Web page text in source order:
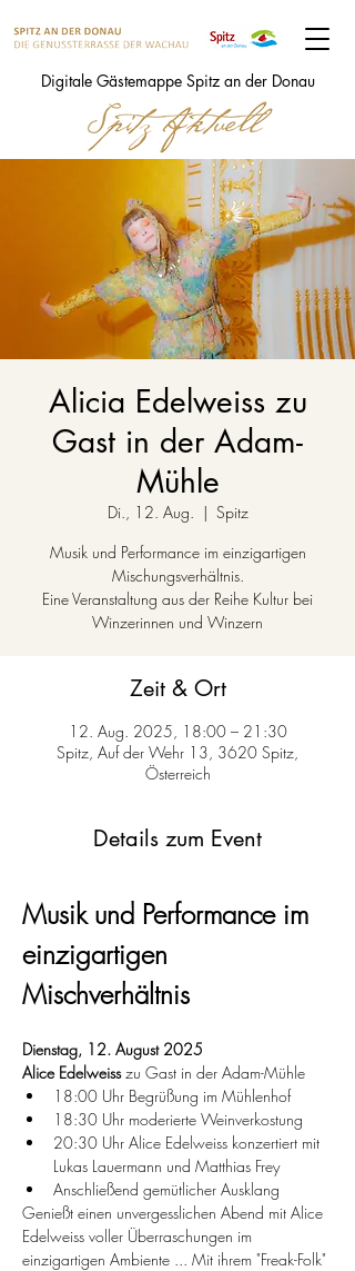
Digitale Gästemappe Spitz an der Donau
Alicia Edelweiss zu
Gast in der Adam-
Mühle
Di., 12. Aug.
  |
Spitz
Musik und Performance im einzigartigen
Mischungsverhältnis.
Eine Veranstaltung aus der Reihe Kultur bei
Winzerinnen und Winzern
Zeit & Ort
12. Aug. 2025, 18:00 – 21:30
Spitz, Auf der Wehr 13, 3620 Spitz,
Österreich
Details zum Event
Musik und Performance im
einzigartigen
Mischverhältnis
Dienstag, 12. August 2025
Alice Edelweiss zu Gast in der Adam-Mühle
18:00 Uhr Begrüßung im Mühlenhof
18:30 Uhr moderierte Weinverkostung
20:30 Uhr Alice Edelweiss konzertiert mit
Lukas Lauermann und Matthias Frey
Anschließend gemütlicher Ausklang
Genießt einen unvergesslichen Abend mit Alice
Edelweiss voller Überraschungen im
einzigartigen Ambiente ... Mit ihrem "Freak-Folk"